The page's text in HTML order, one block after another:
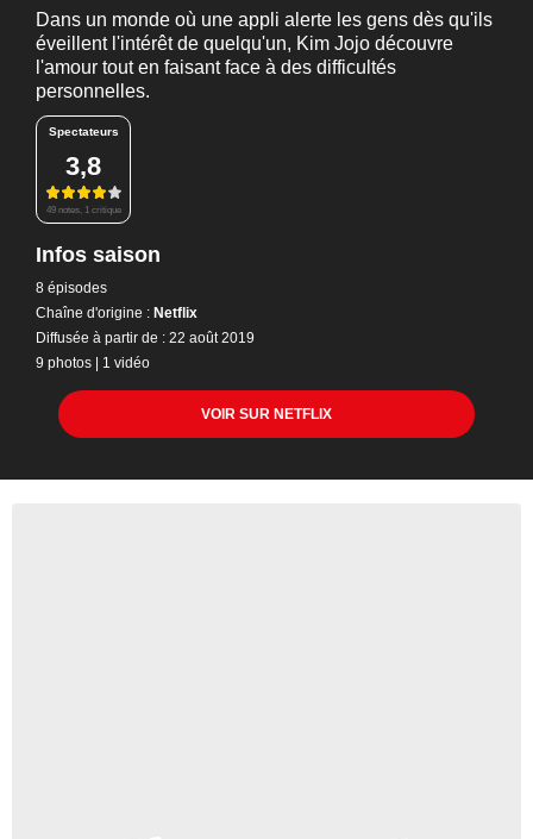
Dans un monde où une appli alerte les gens dès qu'ils
éveillent l'intérêt de quelqu'un, Kim Jojo découvre
l'amour tout en faisant face à des difficultés
personnelles.
Spectateurs
3,8
49 notes, 1 critique
Infos saison
8 épisodes
Chaîne d'origine : Netflix
Diffusée à partir de : 22 août 2019
9 photos | 1 vidéo
VOIR SUR NETFLIX